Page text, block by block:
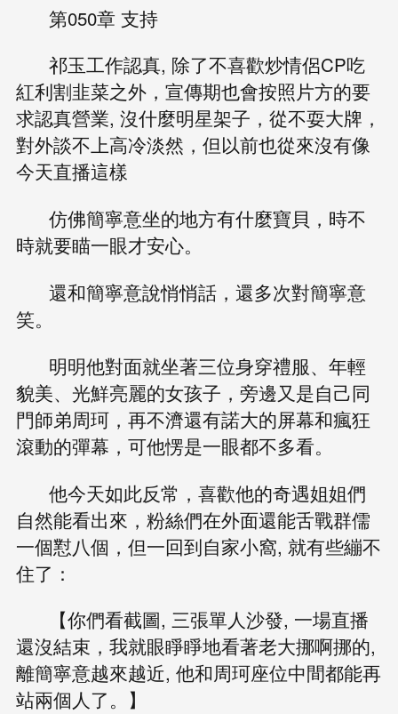
第050章 支持
祁玉工作認真, 除了不喜歡炒情侶CP吃
紅利割韭菜之外，宣傳期也會按照片方的要
求認真營業, 沒什麼明星架子，從不耍大牌，
對外談不上高冷淡然，但以前也從來沒有像
今天直播這樣
仿佛簡寧意坐的地方有什麼寶貝，時不
時就要瞄一眼才安心。
還和簡寧意說悄悄話，還多次對簡寧意
笑。
明明他對面就坐著三位身穿禮服、年輕
貌美、光鮮亮麗的女孩子，旁邊又是自己同
門師弟周珂，再不濟還有諾大的屏幕和瘋狂
滾動的彈幕，可他愣是一眼都不多看。
他今天如此反常，喜歡他的奇遇姐姐們
自然能看出來，粉絲們在外面還能舌戰群儒
一個懟八個，但一回到自家小窩, 就有些繃不
住了：
【你們看截圖, 三張單人沙發, 一場直播
還沒結束，我就眼睜睜地看著老大挪啊挪的,
離簡寧意越來越近, 他和周珂座位中間都能再
站兩個人了。】